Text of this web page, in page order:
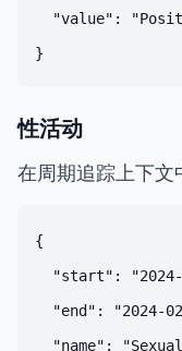
"value":
性活动
在周期追踪上下文
{
"start":
"end": "2024-
"name":